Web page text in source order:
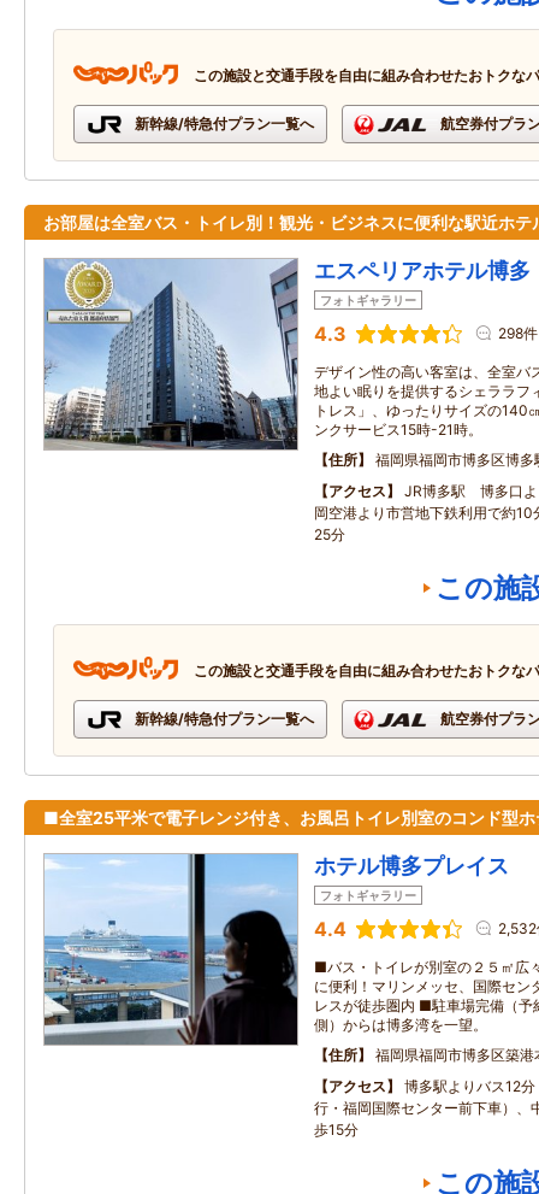
この施設と交通手段を自由に組み合わせたおトクな
新幹線/特急付プラン一覧へ 航空券付プラ
お部屋は全室バス・トイレ別！観光・ビジネスに便利な駅近ホテ
エスペリアホテル博多
フォトギャラリー
4.3 298件
デザイン性の高い客室は、全室バ
地よい眠りを提供するシェララフ
トレス」、ゆったりサイズの140
ンクサービス15時-21時。
住所
福岡県福岡市博多区博
アクセス
JR博多駅 博多口よ
岡空港より市営地下鉄利用で約10
25分
この施
この施設と交通手段を自由に組み合わせたおトクな
新幹線/特急付プラン一覧へ 航空券付プラ
■全室25平米で電子レンジ付き、お風呂トイレ別室のコンド型ホ
ホテル博多プレイス
フォトギャラリー
4.4
■バス・トイレが別室の２５㎡広
に便利！マリンメッセ、国際セン
レスが徒歩圏内 ■駐車場完備（
側）からは博多湾を一望。
住所
福岡県福岡市博多区築
アクセス
博多駅よりバス12
行・福岡国際センター前下車）、
歩15分
この施